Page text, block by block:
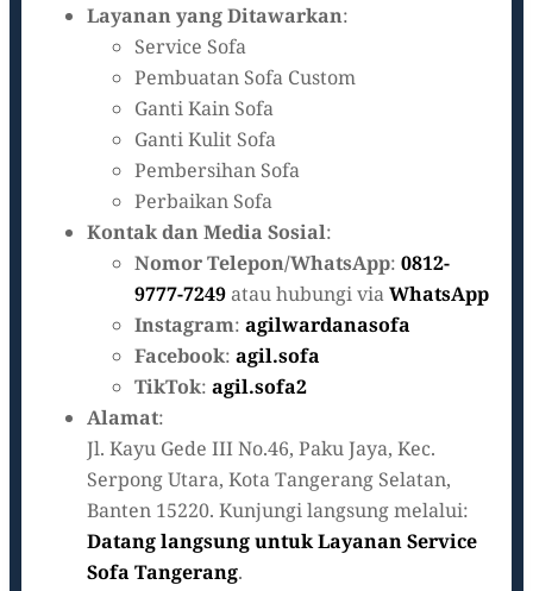
Layanan yang Ditawarkan:
Service Sofa
Pembuatan Sofa Custom
Ganti Kain Sofa
Ganti Kulit Sofa
Pembersihan Sofa
Perbaikan Sofa
Kontak dan Media Sosial:
Nomor Telepon/WhatsApp:0812-
9777-7249atau hubungi viaWhatsApp
Instagram:agilwardanasofa
Facebook:agil.sofa
TikTok:agil.sofa2
Alamat:
Jl. Kayu Gede III No.46, Paku Jaya, Kec.
Serpong Utara, Kota Tangerang Selatan,
Banten 15220. Kunjungi langsung melalui:
Datang langsung untuk Layanan Service
Sofa Tangerang.